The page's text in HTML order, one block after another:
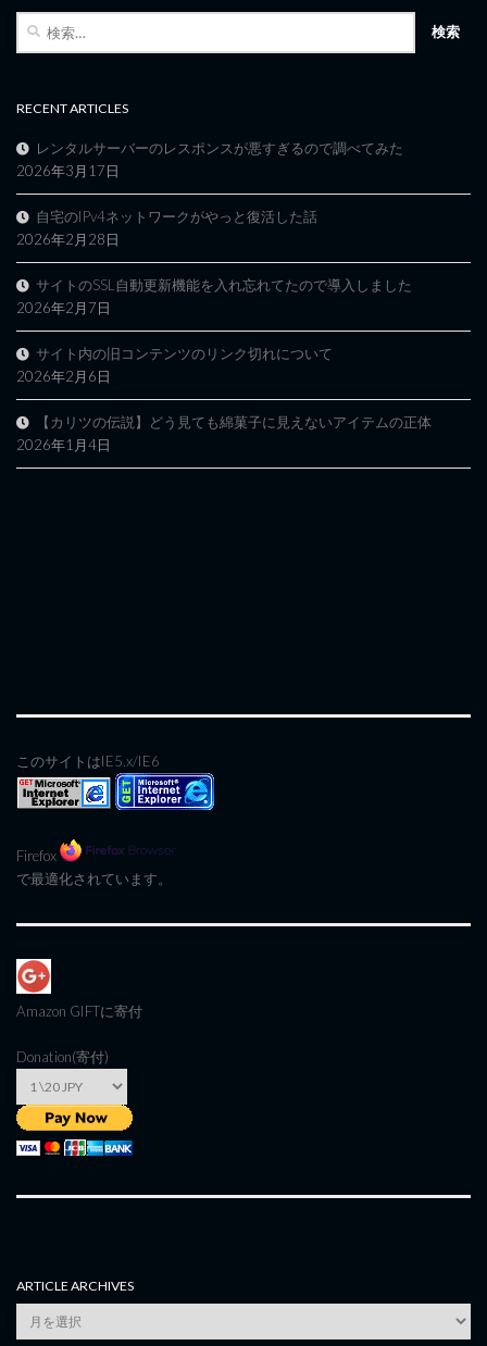
RECENT ARTICLES
レンタルサーバーのレスポンスが悪すぎるので調べてみた
2026年3月17日
自宅のIPv4ネットワークがやっと復活した話
2026年2月28日
サイトのSSL自動更新機能を入れ忘れてたので導入しました
2026年2月7日
サイト内の旧コンテンツのリンク切れについて
2026年2月6日
【カリツの伝説】どう見ても綿菓子に見えないアイテムの正体
2026年1月4日
このサイトはIE5.x/IE6
Firefox
で最適化されています。
Amazon GIFTに寄付
Donation(寄付)
ARTICLE ARCHIVES
Article
Archives